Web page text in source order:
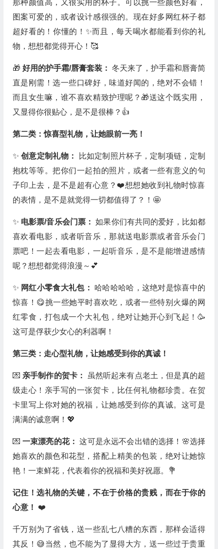
那种颜值高，又很实用的杯子。可以挑一些颜色好看，
图案可爱的，或者设计感很强的。现在好多网红杯子都
超好看的！你懂的！✨而且，每天喝水都能看到你的礼
物，想想都觉得开心！🥰
🎁 好用的护手霜/唇膏套装： 冬天来了，护手霜和唇膏简
直是刚需！选一些口碑好，味道好闻的，绝对不会错！
而且女生嘛，谁不喜欢精致护理呢？🎁送这个既实用，
又显得你很贴心，是不是很棒？👍
第二类：惊喜型礼物，让她眼前一亮！
✨创意定制礼物：
比如定制照片杯子，定制项链，定制
抱枕等等。把你们一起拍的照片，或者一些有意义的句
子印上去，是不是超有心意？❤️想想她收到礼物时惊喜
的表情，是不是就觉得一切都值得了？！🤩
✨ 电影票/音乐会门票：如果你们有共同的爱好，比如都
喜欢看电影，或者听音乐，那就送电影票或者音乐会门
票吧！一起去看电影，一起听音乐，是不是能增进感情
呢？想想都觉得浪漫～💕
✨ 网红小零食大礼包： 哈哈哈哈哈，这绝对是惊喜中的
惊喜！😋挑一些她平时喜欢吃，或者一些特别火爆的网
红零食，打包成一个大礼包，绝对让她开心到飞起！🥳
这可是俘获少女心的利器啊！
第三类：走心型礼物，让她感受到你的真诚！
💌 亲手制作的贺卡：
虽然听起来有点老土，但是真的超
级走心！亲手写的一张贺卡，比任何礼物都珍贵。在贺
卡里写上你对她的祝福，让她感受到你的真诚。这可是
满满的诚意啊！💖
💌 一束漂亮的花：这可是永远不会出错的选择！🌸选择
她喜欢的颜色和花型，搭配上精美的包装，绝对让她惊
艳！一束鲜花，代表着你的祝福和美好祝愿。💐
记住！选礼物的关键，不在于价格的贵贱，而在于你的
心意！ ❤️
千万别为了省钱，送一些乱七八糟的东西，那样会适得
其反！😅当然，也不能为了显得大方，送一些过于贵重